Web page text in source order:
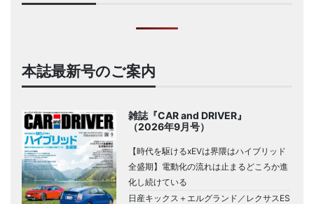
本誌最新号のご案内
雑誌『CAR and DRIVER』
（2026年9月号）
【時代を駆けるxEVは界隈はハイブリッド
全盛期】電動化の流れは止まるどころか進
化し続けている
日産キックス＋エルグランド／レクサスES